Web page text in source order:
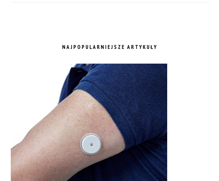
NAJPOPULARNIEJSZE ARTYKUŁY